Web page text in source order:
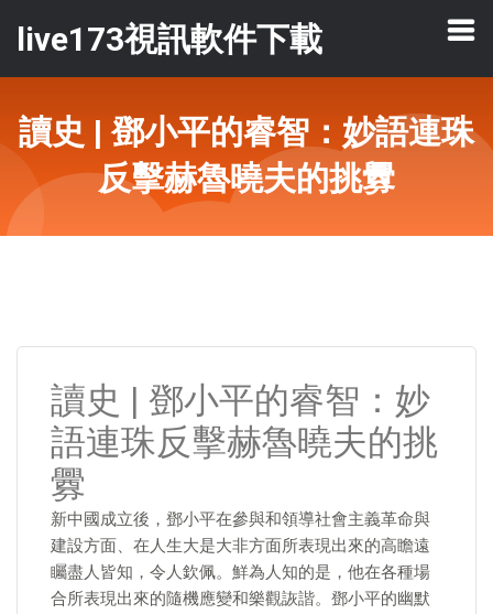
live173視訊軟件下載
讀史 | 鄧小平的睿智：妙語連珠
反擊赫魯曉夫的挑釁
讀史 | 鄧小平的睿智：妙
語連珠反擊赫魯曉夫的挑
釁
新中國成立後，鄧小平在參與和領導社會主義革命與
建設方面、在人生大是大非方面所表現出來的高瞻遠
矚盡人皆知，令人欽佩。鮮為人知的是，他在各種場
合所表現出來的隨機應變和樂觀詼諧。鄧小平的幽默